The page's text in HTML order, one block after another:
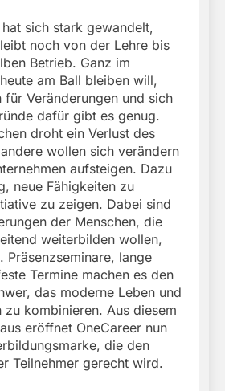
sich stark gewandelt,
noch von der Lehre bis
Betrieb. Ganz im
am Ball bleiben will,
für Veränderungen und sich
dafür gibt es genug.
droht ein Verlust des
wollen sich verändern
aufsteigen. Dazu
neue Fähigkeiten zu
zu zeigen. Dabei sind
der Menschen, die
weiterbilden wollen,
Präsenzseminare, lange
Termine machen es den
das moderne Leben und
zu kombinieren. Aus diesem
eröffnet OneCareer nun
die den
Teilnehmer gerecht wird.